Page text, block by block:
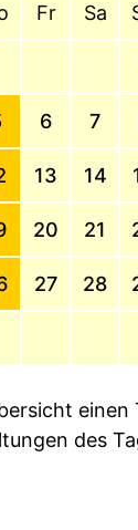
Fr Sa
6 7
13 14
20 21
27 28
einen
des